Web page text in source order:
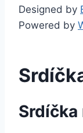
Designed by
Powered by
Srdíčka